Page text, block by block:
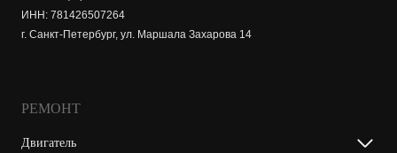
ИНН: 781426507264
г. Санкт-Петербург, ул. Маршала Захарова 14
РЕМОНТ
Двигатель